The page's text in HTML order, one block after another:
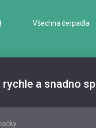
Všechna čerpadla
rychle a snadno